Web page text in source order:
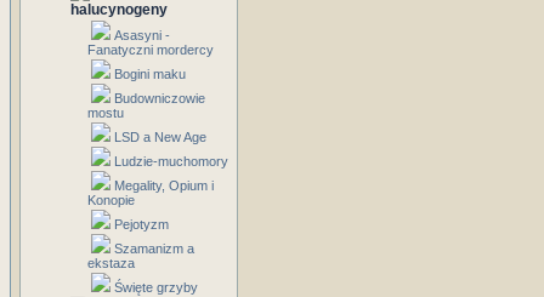
halucynogeny
Asasyni -
Fanatyczni mordercy
Bogini maku
Budowniczowie
mostu
LSD a New Age
Ludzie-muchomory
Megality, Opium i
Konopie
Pejotyzm
Szamanizm a
ekstaza
Święte grzyby